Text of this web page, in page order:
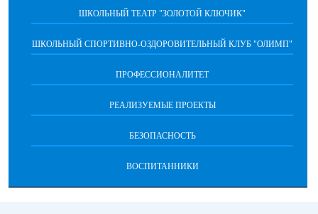
ШКОЛЬНЫЙ ТЕАТР "ЗОЛОТОЙ КЛЮЧИК"
ШКОЛЬНЫЙ СПОРТИВНО-ОЗДОРОВИТЕЛЬНЫЙ КЛУБ "ОЛИМП"
ПРОФЕССИОНАЛИТЕТ
РЕАЛИЗУЕМЫЕ ПРОЕКТЫ
БЕЗОПАСНОСТЬ
ВОСПИТАННИКИ